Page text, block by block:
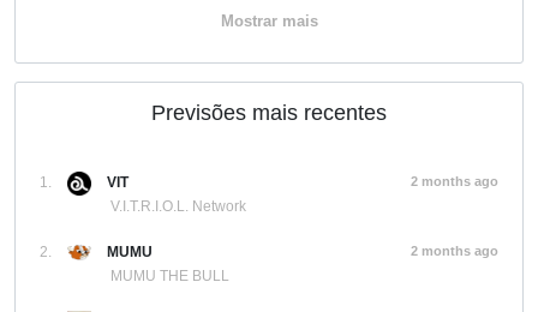
Mostrar mais
Previsões mais recentes
1.
VIT
V.I.T.R.I.O.L. Network
2 months ago
2.
MUMU
MUMU THE BULL
2 months ago